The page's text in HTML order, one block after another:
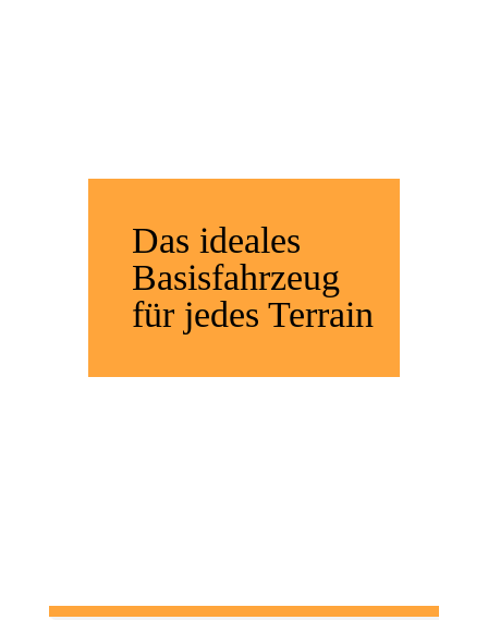
Das ideales
Basisfahrzeug
für jedes Terrain